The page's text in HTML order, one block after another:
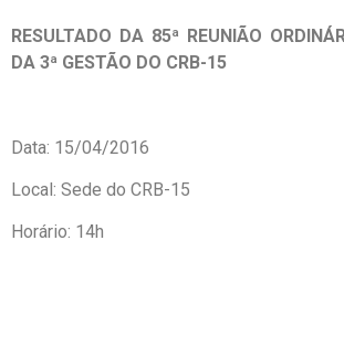
RESULTADO DA 85ª REUNIÃO
DA 3ª GESTÃO DO CRB-15
Data: 15/04/2016
Local: Sede do CRB-15
Horário: 14h